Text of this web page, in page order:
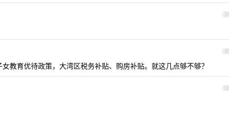
31
32
教育优待政策，大湾区税务补贴、购房补贴。就这几点够不够？
33